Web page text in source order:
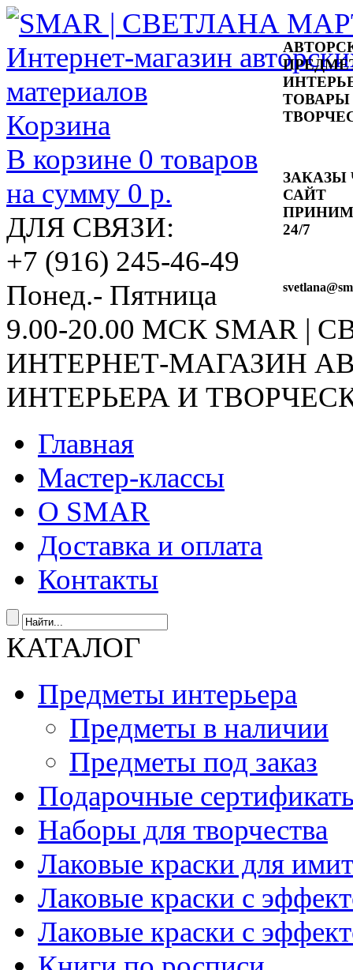
ТОВАРЫ
ЗАКАЗЫ
САЙТ
24/7
svetlana
Корзина
В корзине 0 товаров
на сумму 0 р.
ДЛЯ СВЯЗИ:
+7 (916) 245-46-49
Понед.- Пятница
9.00-20.00 МСК SMAR |
ИНТЕРНЕТ-МАГАЗИН
ИНТЕРЬЕРА И
Главная
Мастер-классы
О SMAR
Доставка и оплата
Контакты
КАТАЛОГ
Предметы интерьера
Предметы в наличии
Предметы под заказ
Подарочные
Наборы для творчества
Лаковые краски для
Лаковые краски с
Лаковые краски с